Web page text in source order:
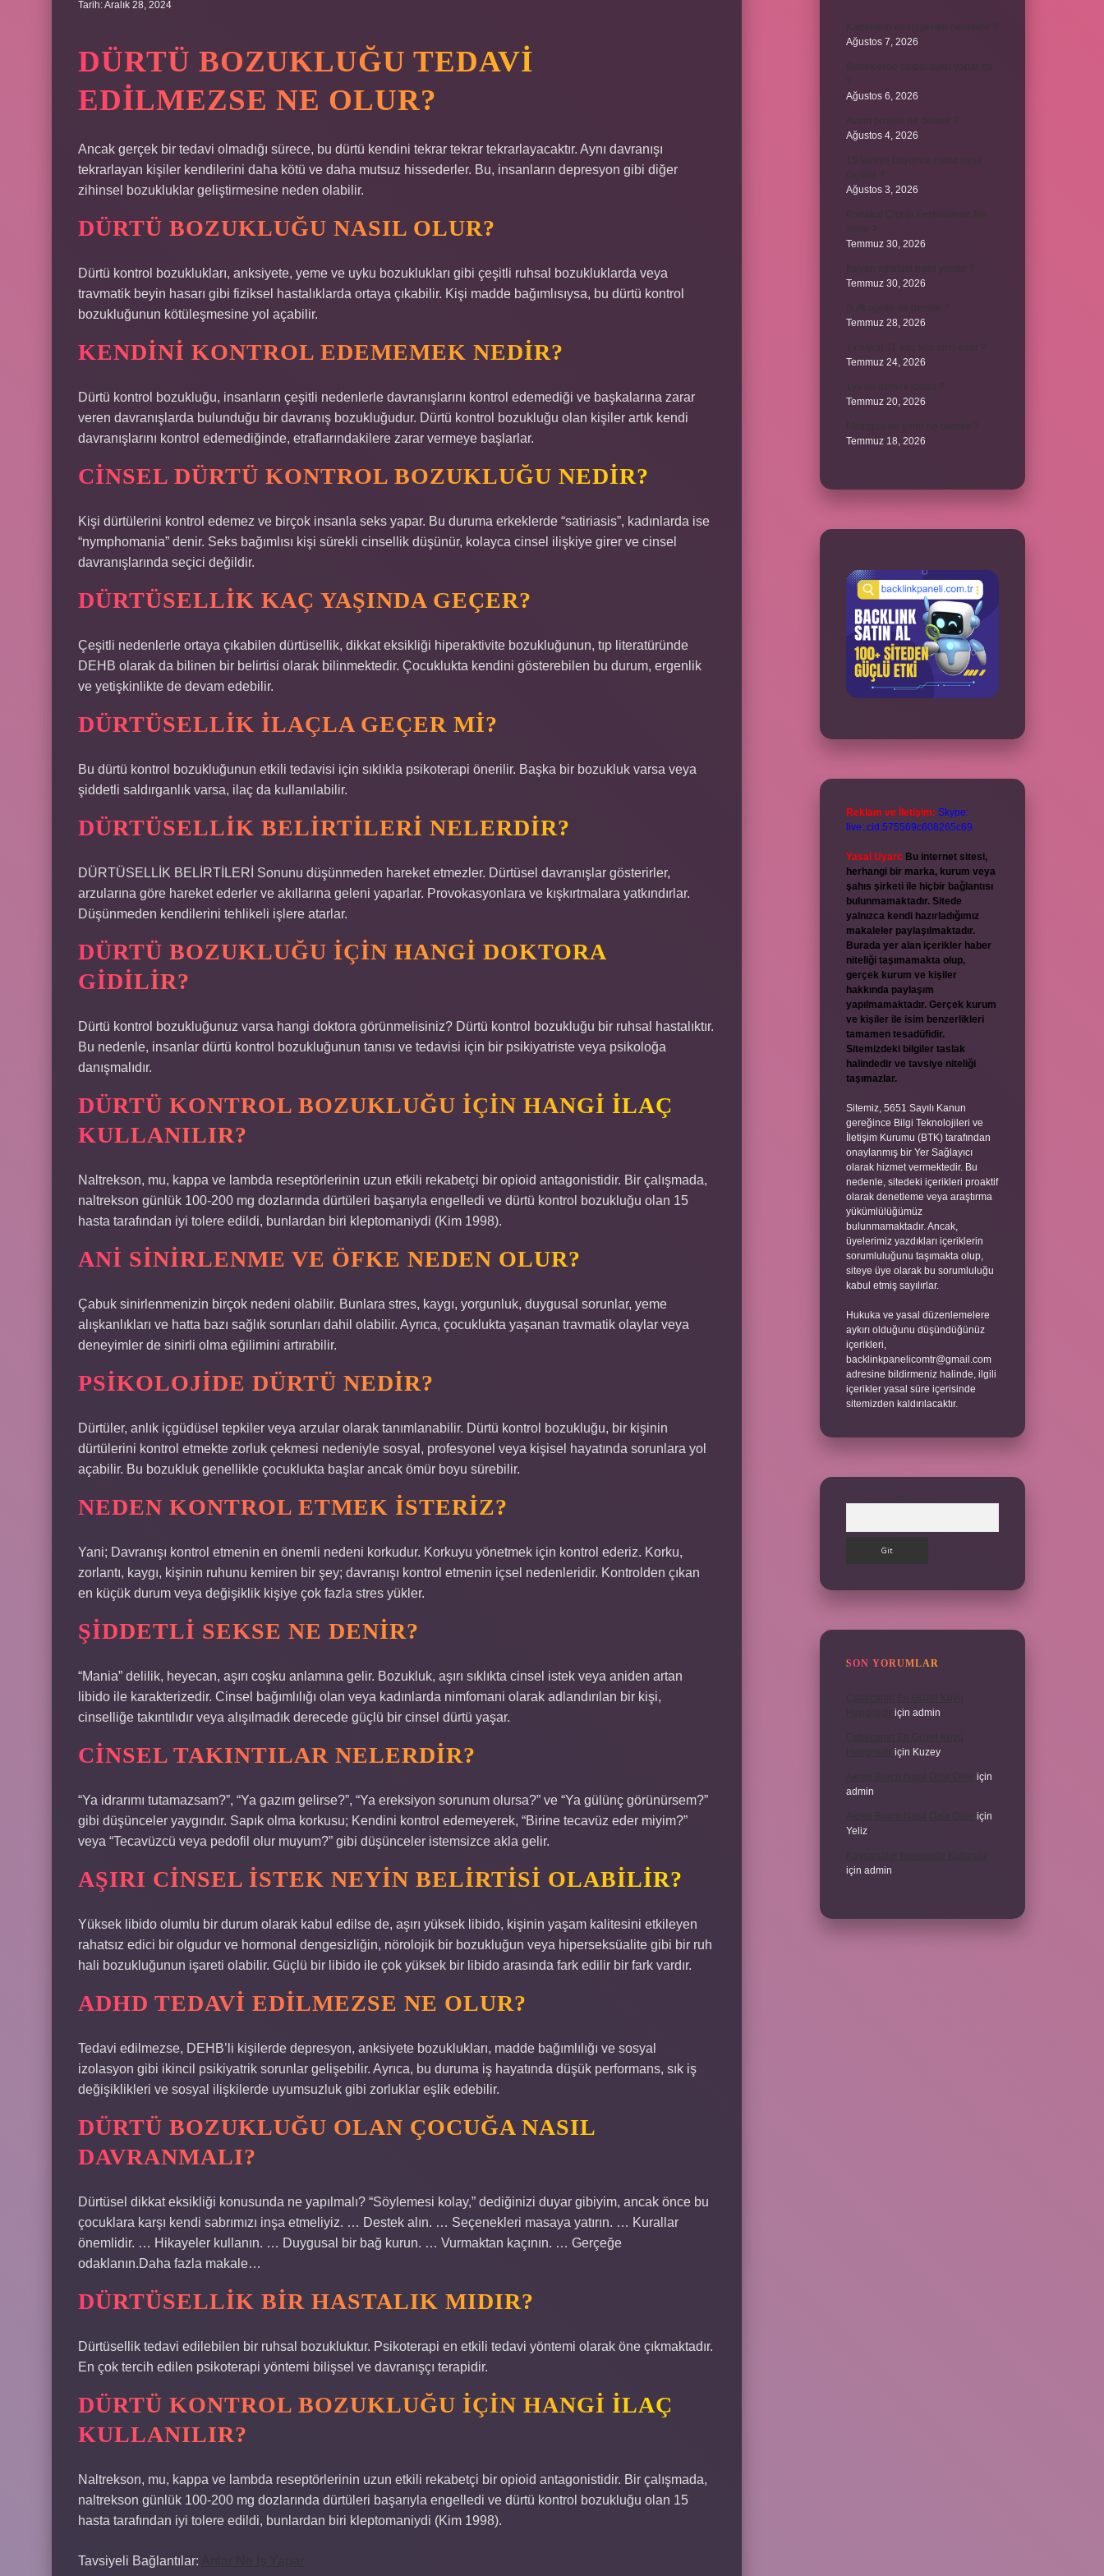
Tarih: Aralık 28, 2024
DÜRTÜ BOZUKLUĞU TEDAVI
EDILMEZSE NE OLUR?
Ancak gerçek bir tedavi olmadığı sürece, bu dürtü kendini tekrar tekrar tekrarlayacaktır. Aynı davranışı
tekrarlayan kişiler kendilerini daha kötü ve daha mutsuz hissederler. Bu, insanların depresyon gibi diğer
zihinsel bozukluklar geliştirmesine neden olabilir.
DÜRTÜ BOZUKLUĞU NASIL OLUR?
Dürtü kontrol bozuklukları, anksiyete, yeme ve uyku bozuklukları gibi çeşitli ruhsal bozukluklarda veya
travmatik beyin hasarı gibi fiziksel hastalıklarda ortaya çıkabilir. Kişi madde bağımlısıysa, bu dürtü kontrol
bozukluğunun kötüleşmesine yol açabilir.
KENDINI KONTROL EDEMEMEK NEDIR?
Dürtü kontrol bozukluğu, insanların çeşitli nedenlerle davranışlarını kontrol edemediği ve başkalarına zarar
veren davranışlarda bulunduğu bir davranış bozukluğudur. Dürtü kontrol bozukluğu olan kişiler artık kendi
davranışlarını kontrol edemediğinde, etraflarındakilere zarar vermeye başlarlar.
CINSEL DÜRTÜ KONTROL BOZUKLUĞU NEDIR?
Kişi dürtülerini kontrol edemez ve birçok insanla seks yapar. Bu duruma erkeklerde “satiriasis”, kadınlarda ise
“nymphomania” denir. Seks bağımlısı kişi sürekli cinsellik düşünür, kolayca cinsel ilişkiye girer ve cinsel
davranışlarında seçici değildir.
DÜRTÜSELLIK KAÇ YAŞINDA GEÇER?
Çeşitli nedenlerle ortaya çıkabilen dürtüsellik, dikkat eksikliği hiperaktivite bozukluğunun, tıp literatüründe
DEHB olarak da bilinen bir belirtisi olarak bilinmektedir. Çocuklukta kendini gösterebilen bu durum, ergenlik
ve yetişkinlikte de devam edebilir.
DÜRTÜSELLIK ILAÇLA GEÇER MI?
Bu dürtü kontrol bozukluğunun etkili tedavisi için sıklıkla psikoterapi önerilir. Başka bir bozukluk varsa veya
şiddetli saldırganlık varsa, ilaç da kullanılabilir.
DÜRTÜSELLIK BELIRTILERI NELERDIR?
DÜRTÜSELLİK BELİRTİLERİ Sonunu düşünmeden hareket etmezler. Dürtüsel davranışlar gösterirler,
arzularına göre hareket ederler ve akıllarına geleni yaparlar. Provokasyonlara ve kışkırtmalara yatkındırlar.
Düşünmeden kendilerini tehlikeli işlere atarlar.
DÜRTÜ BOZUKLUĞU IÇIN HANGI DOKTORA
GIDILIR?
Dürtü kontrol bozukluğunuz varsa hangi doktora görünmelisiniz? Dürtü kontrol bozukluğu bir ruhsal hastalıktır.
Bu nedenle, insanlar dürtü kontrol bozukluğunun tanısı ve tedavisi için bir psikiyatriste veya psikoloğa
danışmalıdır.
DÜRTÜ KONTROL BOZUKLUĞU IÇIN HANGI ILAÇ
KULLANILIR?
Naltrekson, mu, kappa ve lambda reseptörlerinin uzun etkili rekabetçi bir opioid antagonistidir. Bir çalışmada,
naltrekson günlük 100-200 mg dozlarında dürtüleri başarıyla engelledi ve dürtü kontrol bozukluğu olan 15
hasta tarafından iyi tolere edildi, bunlardan biri kleptomaniydi (Kim 1998).
ANI SINIRLENME VE ÖFKE NEDEN OLUR?
Çabuk sinirlenmenizin birçok nedeni olabilir. Bunlara stres, kaygı, yorgunluk, duygusal sorunlar, yeme
alışkanlıkları ve hatta bazı sağlık sorunları dahil olabilir. Ayrıca, çocuklukta yaşanan travmatik olaylar veya
deneyimler de sinirli olma eğilimini artırabilir.
PSIKOLOJIDE DÜRTÜ NEDIR?
Dürtüler, anlık içgüdüsel tepkiler veya arzular olarak tanımlanabilir. Dürtü kontrol bozukluğu, bir kişinin
dürtülerini kontrol etmekte zorluk çekmesi nedeniyle sosyal, profesyonel veya kişisel hayatında sorunlara yol
açabilir. Bu bozukluk genellikle çocuklukta başlar ancak ömür boyu sürebilir.
NEDEN KONTROL ETMEK ISTERIZ?
Yani; Davranışı kontrol etmenin en önemli nedeni korkudur. Korkuyu yönetmek için kontrol ederiz. Korku,
zorlantı, kaygı, kişinin ruhunu kemiren bir şey; davranışı kontrol etmenin içsel nedenleridir. Kontrolden çıkan
en küçük durum veya değişiklik kişiye çok fazla stres yükler.
ŞIDDETLI SEKSE NE DENIR?
“Mania” delilik, heyecan, aşırı coşku anlamına gelir. Bozukluk, aşırı sıklıkta cinsel istek veya aniden artan
libido ile karakterizedir. Cinsel bağımlılığı olan veya kadınlarda nimfomani olarak adlandırılan bir kişi,
cinselliğe takıntılıdır veya alışılmadık derecede güçlü bir cinsel dürtü yaşar.
CINSEL TAKINTILAR NELERDIR?
“Ya idrarımı tutamazsam?”, “Ya gazım gelirse?”, “Ya ereksiyon sorunum olursa?” ve “Ya gülünç görünürsem?”
gibi düşünceler yaygındır. Sapık olma korkusu; Kendini kontrol edemeyerek, “Birine tecavüz eder miyim?”
veya “Tecavüzcü veya pedofil olur muyum?” gibi düşünceler istemsizce akla gelir.
AŞIRI CINSEL ISTEK NEYIN BELIRTISI OLABILIR?
Yüksek libido olumlu bir durum olarak kabul edilse de, aşırı yüksek libido, kişinin yaşam kalitesini etkileyen
rahatsız edici bir olgudur ve hormonal dengesizliğin, nörolojik bir bozukluğun veya hiperseksüalite gibi bir ruh
hali bozukluğunun işareti olabilir. Güçlü bir libido ile çok yüksek bir libido arasında fark edilir bir fark vardır.
ADHD TEDAVI EDILMEZSE NE OLUR?
Tedavi edilmezse, DEHB’li kişilerde depresyon, anksiyete bozuklukları, madde bağımlılığı ve sosyal
izolasyon gibi ikincil psikiyatrik sorunlar gelişebilir. Ayrıca, bu duruma iş hayatında düşük performans, sık iş
değişiklikleri ve sosyal ilişkilerde uyumsuzluk gibi zorluklar eşlik edebilir.
DÜRTÜ BOZUKLUĞU OLAN ÇOCUĞA NASIL
DAVRANMALI?
Dürtüsel dikkat eksikliği konusunda ne yapılmalı? “Söylemesi kolay,” dediğinizi duyar gibiyim, ancak önce bu
çocuklara karşı kendi sabrımızı inşa etmeliyiz. … Destek alın. … Seçenekleri masaya yatırın. … Kurallar
önemlidir. … Hikayeler kullanın. … Duygusal bir bağ kurun. … Vurmaktan kaçının. … Gerçeğe
odaklanın.Daha fazla makale…
DÜRTÜSELLIK BIR HASTALIK MIDIR?
Dürtüsellik tedavi edilebilen bir ruhsal bozukluktur. Psikoterapi en etkili tedavi yöntemi olarak öne çıkmaktadır.
En çok tercih edilen psikoterapi yöntemi bilişsel ve davranışçı terapidir.
DÜRTÜ KONTROL BOZUKLUĞU IÇIN HANGI ILAÇ
KULLANILIR?
Naltrekson, mu, kappa ve lambda reseptörlerinin uzun etkili rekabetçi bir opioid antagonistidir. Bir çalışmada,
naltrekson günlük 100-200 mg dozlarında dürtüleri başarıyla engelledi ve dürtü kontrol bozukluğu olan 15
hasta tarafından iyi tolere edildi, bunlardan biri kleptomaniydi (Kim 1998).
Tavsiyeli Bağlantılar: Arılar Ne Iş Yapar
Kadınların edep yerleri neresidir ?
Ağustos 7, 2026
Bebeklerde calpol uyku yapar mı
?
Ağustos 6, 2026
Avam projesi ne demek ?
Ağustos 4, 2026
15 saniye boyunca nabız nasıl
Ağustos 3, 2026
Portakal Çiçeği Festivalinde Ne
Temmuz 30, 2026
İtalyan salatasi nasıl yapılır ?
Temmuz 30, 2026
Temmuz 28, 2026
Temmuz 24, 2026
Temmuz 20, 2026
Metropol bir şehir ne demek ?
Temmuz 18, 2026
Reklam ve İletişim: Skype:
live:.cid.575569c608265c69
Yasal Uyarı: Bu internet sitesi,
herhangi bir marka, kurum veya
şahıs şirketi ile hiçbir bağlantısı
bulunmamaktadır. Sitede
yalnızca kendi hazırladığımız
makaleler paylaşılmaktadır.
Burada yer alan içerikler haber
niteliği taşımamakta olup,
gerçek kurum ve kişiler
hakkında paylaşım
yapılmamaktadır. Gerçek kurum
ve kişiler ile isim benzerlikleri
tamamen tesadüfidir.
Sitemizdeki bilgiler taslak
halindedir ve tavsiye niteliği
taşımazlar.
Sitemiz, 5651 Sayılı Kanun
gereğince Bilgi Teknolojileri ve
İletişim Kurumu (BTK) tarafından
onaylanmış bir Yer Sağlayıcı
olarak hizmet vermektedir. Bu
nedenle, sitedeki içerikleri proaktif
olarak denetleme veya araştırma
yükümlülüğümüz
bulunmamaktadır. Ancak,
üyelerimiz yazdıkları içeriklerin
sorumluluğunu taşımakta olup,
siteye üye olarak bu sorumluluğu
kabul etmiş sayılırlar.
Hukuka ve yasal düzenlemelere
aykırı olduğunu düşündüğünüz
içerikleri,
backlinkpanelicomtr@gmail.com
adresine bildirmeniz halinde, ilgili
içerikler yasal süre içerisinde
sitemizden kaldırılacaktır.
SON YORUMLAR
için admin
için Kuzey
için
admin
için
Yeliz
için admin